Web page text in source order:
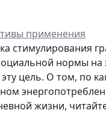
применения
стимулирования
нормы на
цель. О том, по
жизни,